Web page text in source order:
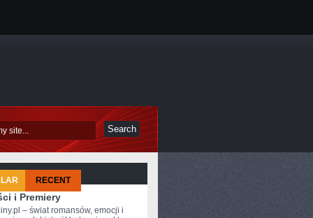
RECENT
i Premiery
– świat romansów, emocji i